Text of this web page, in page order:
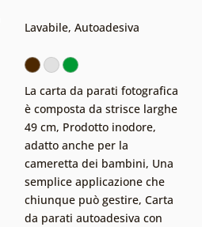
Lavabile, Autoadesiva
La carta da parati fotografica
è composta da strisce larghe
49 cm, Prodotto inodore,
adatto anche per la
cameretta dei bambini, Una
semplice applicazione che
chiunque può gestire, Carta
da parati autoadesiva con